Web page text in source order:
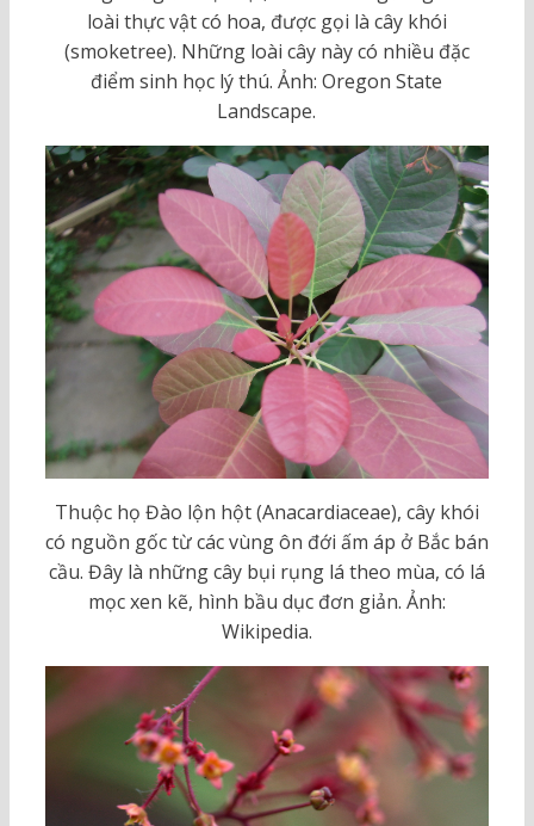
loài thực vật có hoa, được gọi là cây khói
(smoketree). Những loài cây này có nhiều đặc
điểm sinh học lý thú. Ảnh: Oregon State
Landscape.
Thuộc họ Đào lộn hột (Anacardiaceae), cây khói
có nguồn gốc từ các vùng ôn đới ấm áp ở Bắc bán
cầu. Đây là những cây bụi rụng lá theo mùa, có lá
mọc xen kẽ, hình bầu dục đơn giản. Ảnh:
Wikipedia.